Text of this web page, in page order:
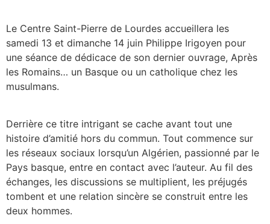
Le Centre Saint-Pierre de Lourdes accueillera les
samedi 13 et dimanche 14 juin Philippe Irigoyen pour
une séance de dédicace de son dernier ouvrage, Après
les Romains… un Basque ou un catholique chez les
musulmans.
Derrière ce titre intrigant se cache avant tout une
histoire d’amitié hors du commun. Tout commence sur
les réseaux sociaux lorsqu’un Algérien, passionné par le
Pays basque, entre en contact avec l’auteur. Au fil des
échanges, les discussions se multiplient, les préjugés
tombent et une relation sincère se construit entre les
deux hommes.